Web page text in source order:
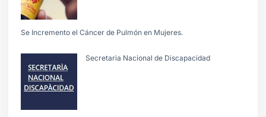
Se Incremento el Cáncer de Pulmón en Mujeres.
Secretarìa Nacional de Discapacidad